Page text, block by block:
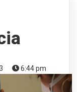
6:44 pm